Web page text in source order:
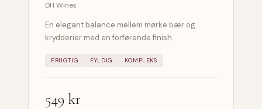
DH Wines
En elegant balance mellem mørke bær og
krydderier med en forførende finish.
FRUGTIG FYLDIG KOMPLEKS
549 kr